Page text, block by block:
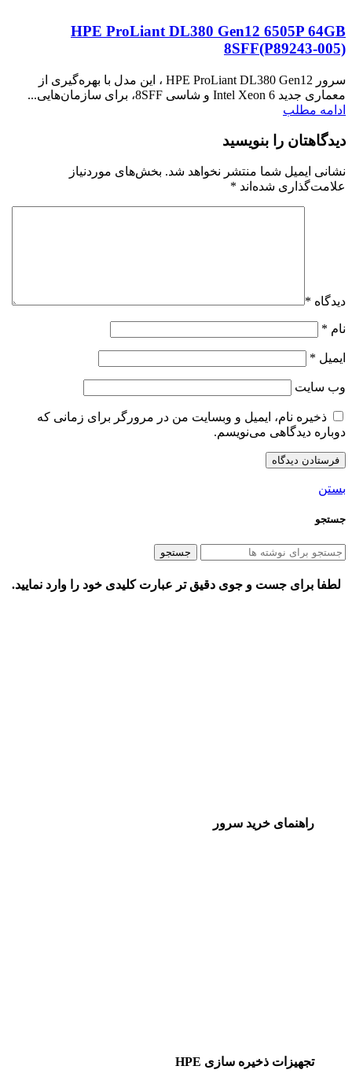
HPE ProLiant DL380 Gen12 6505P 64GB
8SFF(P89243‑005)
سرور HPE ProLiant DL380 Gen12 ، این مدل با بهره‌گیری از
معماری جدید Intel Xeon 6 و شاسی 8SFF، برای سازمان‌هایی...
ادامه مطلب
دیدگاهتان را بنویسید
نشانی ایمیل شما منتشر نخواهد شد. بخش‌های موردنیاز
علامت‌گذاری شده‌اند *
دیدگاه *
نام *
ایمیل *
وب‌ سایت
ذخیره نام، ایمیل و وبسایت من در مرورگر برای زمانی که
دوباره دیدگاهی می‌نویسم.
بستن
جستجو
جستجو
لطفا برای جست و جوی دقیق تر عبارت کلیدی خود را وارد نمایید.
راهنمای خرید سرور
تجهیزات ذخیره سازی HPE